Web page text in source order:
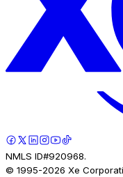
NMLS ID#920968.
© 1995-2026 Xe